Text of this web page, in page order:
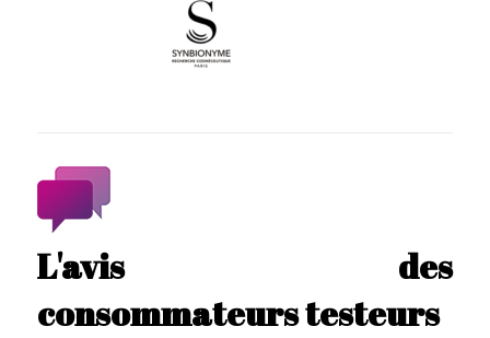
L'avis des
consommateurs testeurs